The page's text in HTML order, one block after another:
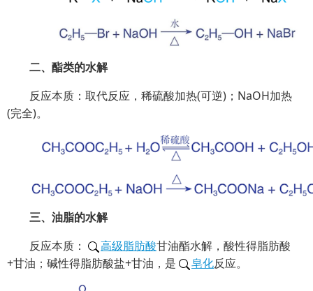
二、酯类的水解
反应本质：取代反应，稀硫酸加热(可逆)；NaOH加热
(完全)。
三、油脂的水解
反应本质：
高级脂肪酸甘油酯水解，酸性得脂肪酸
+甘油；碱性得脂肪酸盐+甘油，是
皂化反应。